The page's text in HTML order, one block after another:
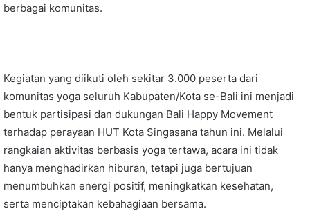
berbagai komunitas.
Kegiatan yang diikuti oleh sekitar 3.000 peserta dari
komunitas yoga seluruh Kabupaten/Kota se-Bali ini menjadi
bentuk partisipasi dan dukungan Bali Happy Movement
terhadap perayaan HUT Kota Singasana tahun ini. Melalui
rangkaian aktivitas berbasis yoga tertawa, acara ini tidak
hanya menghadirkan hiburan, tetapi juga bertujuan
menumbuhkan energi positif, meningkatkan kesehatan,
serta menciptakan kebahagiaan bersama.